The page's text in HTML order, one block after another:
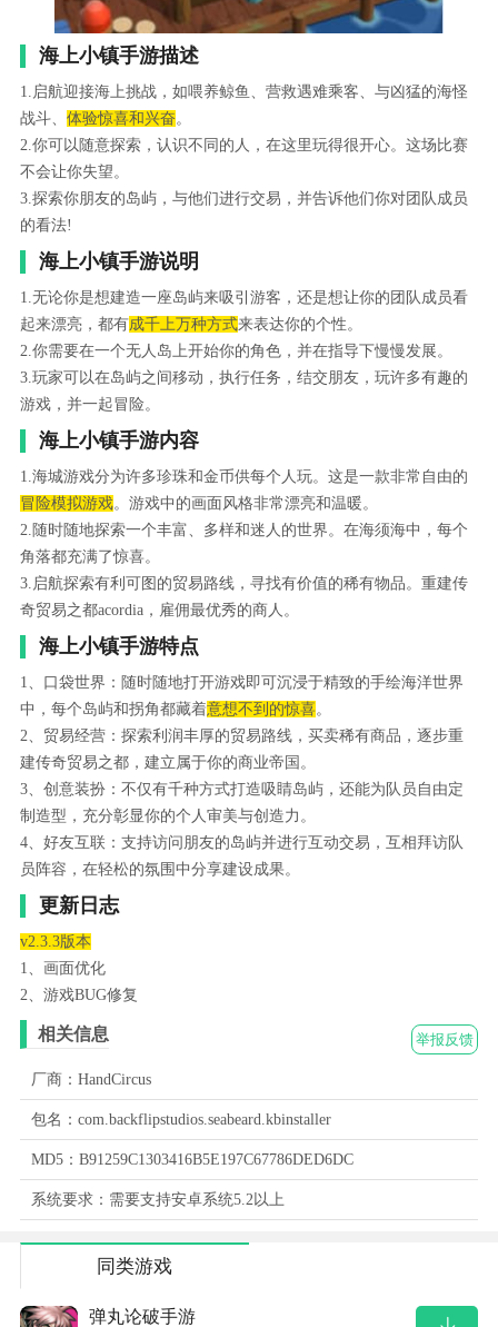
海上小镇手游描述
1.启航迎接海上挑战，如喂养鲸鱼、营救遇难乘客、与凶猛的海怪
战斗、 体验惊喜和兴奋 。
2.你可以随意探索，认识不同的人，在这里玩得很开心。这场比赛
不会让你失望。
3.探索你朋友的岛屿，与他们进行交易，并告诉他们你对团队成员
的看法!
海上小镇手游说明
1.无论你是想建造一座岛屿来吸引游客，还是想让你的团队成员看
起来漂亮，都有成千上万种方式来表达你的个性。
2.你需要在一个无人岛上开始你的角色，并在指导下慢慢发展。
3.玩家可以在岛屿之间移动，执行任务，结交朋友，玩许多有趣的
游戏，并一起冒险。
海上小镇手游内容
1.海城游戏分为许多珍珠和金币供每个人玩。这是一款非常自由的
冒险模拟游戏。游戏中的画面风格非常漂亮和温暖。
2.随时随地探索一个丰富、多样和迷人的世界。在海须海中，每个
角落都充满了惊喜。
3.启航探索有利可图的贸易路线，寻找有价值的稀有物品。重建传
奇贸易之都acordia，雇佣最优秀的商人。
海上小镇手游特点
1、口袋世界：随时随地打开游戏即可沉浸于精致的手绘海洋世界
中，每个岛屿和拐角都藏着意想不到的惊喜。
2、贸易经营：探索利润丰厚的贸易路线，买卖稀有商品，逐步重
建传奇贸易之都，建立属于你的商业帝国。
3、创意装扮：不仅有千种方式打造吸睛岛屿，还能为队员自由定
制造型，充分彰显你的个人审美与创造力。
4、好友互联：支持访问朋友的岛屿并进行互动交易，互相拜访队
员阵容，在轻松的氛围中分享建设成果。
更新日志
v2.3.3版本
1、画面优化
2、游戏BUG修复
举报反馈
相关信息
厂商：HandCircus
包名：com.backflipstudios.seabeard.kbinstaller
MD5：B91259C1303416B5E197C67786DED6DC
系统要求：需要支持安卓系统5.2以上
同类游戏
弹丸论破手游